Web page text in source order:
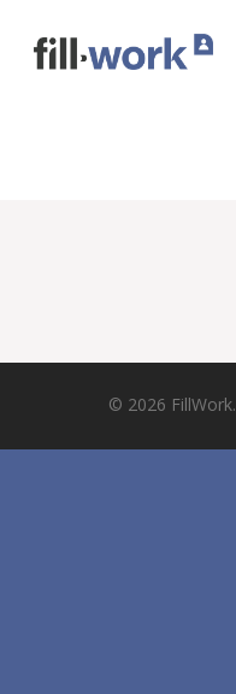
© 2026 FillWork.